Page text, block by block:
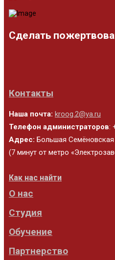
Сделать
Контакты
Наша почта: kroog.2@ya.ru
Телефон администраторов:
Адрес: Большая Семёновская
(7 минут от метро
Как нас найти
О нас
Студия
Обучение
Партнерство